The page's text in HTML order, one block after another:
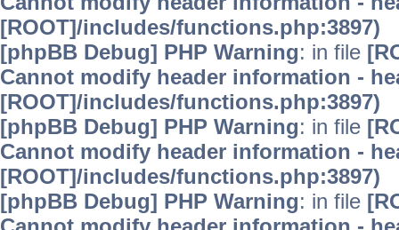
[ROOT]/includes/functions.php:3897)
[phpBB Debug] PHP Warning: in file
Cannot modify header information -
[ROOT]/includes/functions.php:3897)
[phpBB Debug] PHP Warning: in file
Cannot modify header information -
[ROOT]/includes/functions.php:3897)
[phpBB Debug] PHP Warning: in file